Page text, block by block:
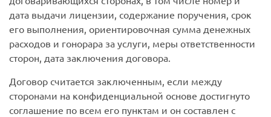
дата выдачи лицензии, содержание поручения, срок
его выполнения, ориентировочная сумма денежных
расходов и гонорара за услуги, меры ответственности
сторон, дата заключения договора.
Договор считается заключенным, если между
сторонами на конфиденциальной основе достигнуто
соглашение по всем его пунктам и он составлен с